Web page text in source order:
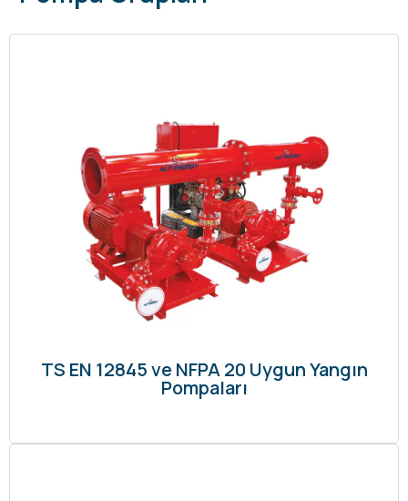
TS EN 12845 ve NFPA 20 Uygun Yangın
Pompaları